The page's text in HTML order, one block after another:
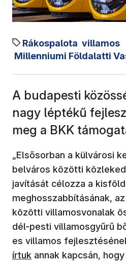
Rákospalota villamos
Millenniumi Földalatti
A budapesti
nagy léptékű
meg a BKK
„Elsősorban a külvárosi
belváros közötti
javítását célozza a
meghosszabbításának,
közötti villamosvonalak
dél-pesti villamosgyűrű
es villamos
írtuk annak kapcsán,